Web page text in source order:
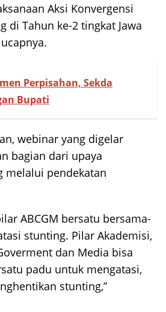
Aksi Konvergensi
di Tahun ke-2 tingkat Jawa
Perpisahan, Sekda
Bupati
webinar yang digelar
bagian dari upaya
melalui pendekatan
ABCGM bersatu bersama-
stunting. Pilar Akademisi,
dan Media bisa
padu untuk mengatasi,
stunting,”